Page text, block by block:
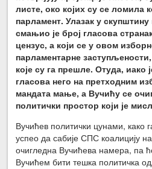
листе, око којих су се ломила
парламент. Улазак у скупштину
смањио је број гласова
цензус, а који се у овом
парламентарне заступљености,
које су га прешле. Отуда, иако
гласова него на претходним
мандата мање, а Вучићу се
политички простор који је
Вучићев политички цунами, како
успео да сабије СПС коалицију
очигледна Вучићева намера, па
Вучићем бити тешка политичка